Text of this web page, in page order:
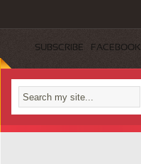
SUBSCRIBE FACEBOOK